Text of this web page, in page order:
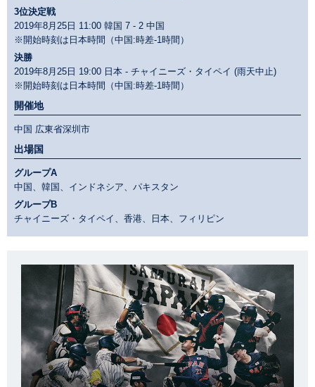
3位決定戦
2019年8月25日 11:00 韓国 7 - 2 中国
※開始時刻は日本時間（中国:時差-1時間）
決勝
2019年8月25日 19:00 日本 - チャイニーズ・タイペイ (雨天中止)
※開始時刻は日本時間（中国:時差-1時間）
開催地
中国 広東省深圳市
出場国
グループA
中国、韓国、インドネシア、パキスタン
グループB
チャイニーズ・タイペイ、香港、日本、フィリピン